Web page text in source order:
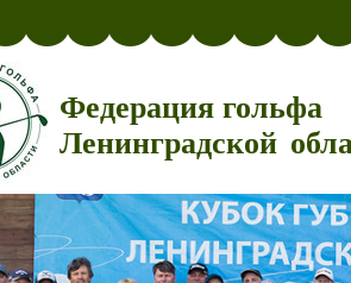
Федерация гольфа
Ленинградской